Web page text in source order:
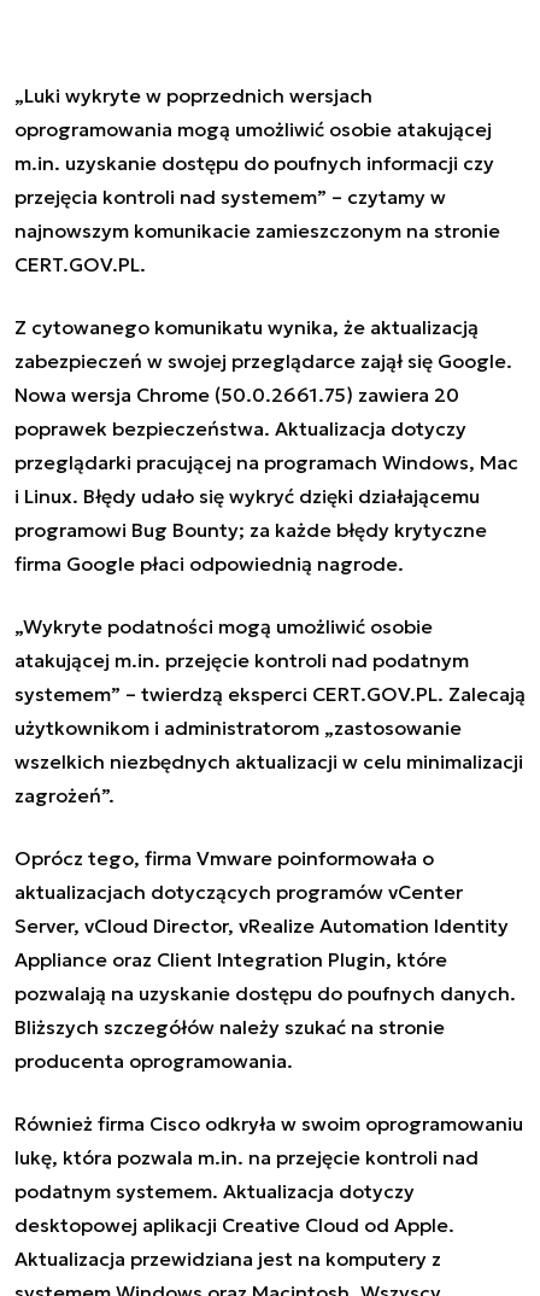
„Luki wykryte w poprzednich wersjach
oprogramowania mogą umożliwić osobie atakującej
m.in. uzyskanie dostępu do poufnych informacji czy
przejęcia kontroli nad systemem” – czytamy w
najnowszym komunikacie zamieszczonym na stronie
CERT.GOV.PL.
Z cytowanego komunikatu wynika, że aktualizacją
zabezpieczeń w swojej przeglądarce zajął się Google.
Nowa wersja Chrome (50.0.2661.75) zawiera 20
poprawek bezpieczeństwa. Aktualizacja dotyczy
przeglądarki pracującej na programach Windows, Mac
i Linux. Błędy udało się wykryć dzięki działającemu
programowi Bug Bounty; za każde błędy krytyczne
firma Google płaci odpowiednią nagrode.
„Wykryte podatności mogą umożliwić osobie
atakującej m.in. przejęcie kontroli nad podatnym
systemem” – twierdzą eksperci CERT.GOV.PL. Zalecają
użytkownikom i administratorom „zastosowanie
wszelkich niezbędnych aktualizacji w celu minimalizacji
zagrożeń”.
Oprócz tego, firma Vmware poinformowała o
aktualizacjach dotyczących programów vCenter
Server, vCloud Director, vRealize Automation Identity
Appliance oraz Client Integration Plugin, które
pozwalają na uzyskanie dostępu do poufnych danych.
Bliższych szczegółów należy szukać na stronie
producenta oprogramowania.
Również firma Cisco odkryła w swoim oprogramowaniu
lukę, która pozwala m.in. na przejęcie kontroli nad
podatnym systemem. Aktualizacja dotyczy
desktopowej aplikacji Creative Cloud od Apple.
Aktualizacja przewidziana jest na komputery z